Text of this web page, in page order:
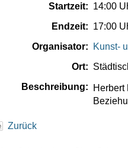
Startzeit: 14:00
Endzeit: 17:00
Organisator:
Kunst-
Ort:
Beschreibung:
Herbert
Zurück